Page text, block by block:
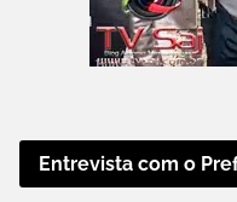
Entrevista com o